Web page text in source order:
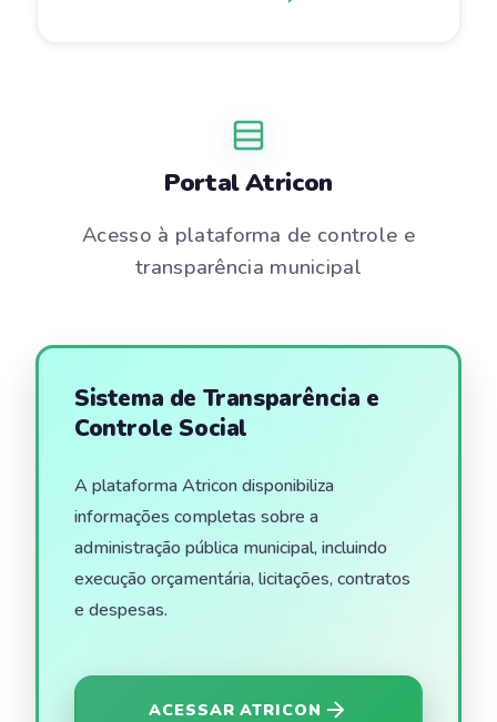
Portal Atricon
Acesso à plataforma de controle e
transparência municipal
Sistema de Transparência e
Controle Social
A plataforma Atricon disponibiliza
informações completas sobre a
administração pública municipal, incluindo
execução orçamentária, licitações, contratos
e despesas.
ACESSAR ATRICON